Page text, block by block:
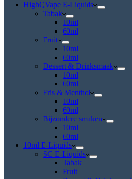
HighQVape E-Liquids
Tabak
10ml
60ml
Fruit
10ml
60ml
Dessert & Drinksmaak
10ml
60ml
Fris & Menthol
10ml
60ml
Bijzondere smaken
10ml
60ml
10ml E-Liquids
SC E-Liquids
Tabak
Fruit